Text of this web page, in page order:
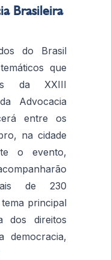
Brasileira
do Brasil
que
da XXIII
Advocacia
entre os
na cidade
o evento,
de 230
principal
dos direitos
democracia,